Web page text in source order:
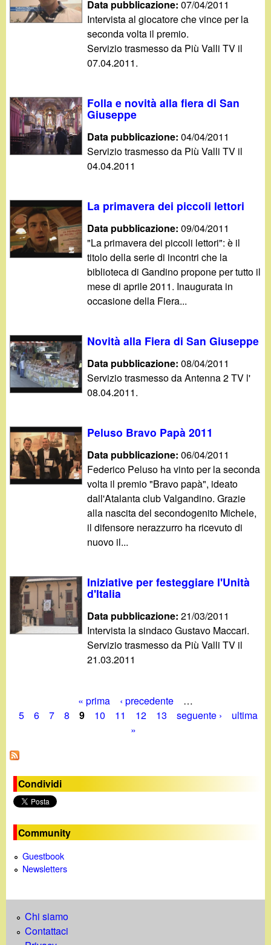
Data pubblicazione:07/04/2011
Intervista al giocatore che vince per la
seconda volta il premio.
Servizio trasmesso da Più Valli TV il
07.04.2011.
Folla e novità alla fiera di San
Giuseppe
Data pubblicazione:04/04/2011
Servizio trasmesso da Più Valli TV il
04.04.2011
La primavera dei piccoli lettori
Data pubblicazione:09/04/2011
"La primavera dei piccoli lettori": è il
titolo della serie di incontri che la
biblioteca di Gandino propone per tutto il
mese di aprile 2011. Inaugurata in
occasione della Fiera...
Novità alla Fiera di San Giuseppe
Data pubblicazione:08/04/2011
Servizio trasmesso da Antenna 2 TV l'
08.04.2011.
Peluso Bravo Papà 2011
Data pubblicazione:06/04/2011
Federico Peluso ha vinto per la seconda
volta il premio "Bravo papà", ideato
dall'Atalanta club Valgandino. Grazie
alla nascita del secondogenito Michele,
il difensore nerazzurro ha ricevuto di
nuovo il...
Iniziative per festeggiare l'Unità
d'Italia
Data pubblicazione:21/03/2011
Intervista la sindaco Gustavo Maccari.
Servizio trasmesso da Più Valli TV il
21.03.2011
P
g
i
n
e
« prima ‹ precedente
…
5
6 7 8 9 10 11 12 13 seguente ›
ultima
»
Condividi
Community
Guestbook
Newsletters
Chi siamo
Contattaci